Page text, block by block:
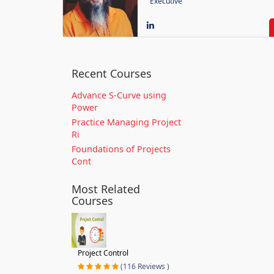
Recent Courses
Advance S-Curve using
Power
Practice Managing Project
Ri
Foundations of Projects
Cont
Most Related
Courses
Project Control
(116 Reviews )